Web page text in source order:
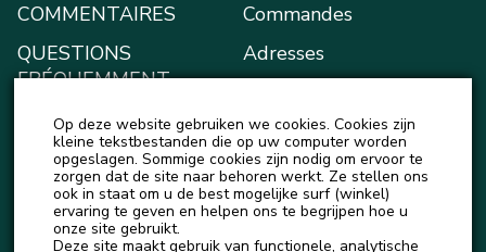
COMMENTAIRES
QUESTIONS
FRÉQUEMMENT
BLOG
ACTUALITÉS
Commandes
Adresses
Mon portefeuille
Account details
Logout
Op deze website gebruiken we cookies. Cookies zijn
kleine tekstbestanden die op uw computer worden
opgeslagen. Sommige cookies zijn nodig om ervoor te
zorgen dat de site naar behoren werkt. Ze stellen ons
ook in staat om u de best mogelijke surf (winkel)
ervaring te geven en helpen ons te begrijpen hoe u
onze site gebruikt.
Deze site maakt gebruik van functionele, analytische